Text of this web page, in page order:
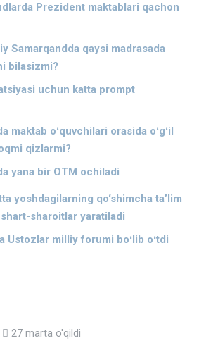
Prezident maktablari qachon
Samarqandda qaysi madrasada
bilasizmi?
uchun katta prompt
maktab oʻquvchilari orasida oʻgʻil
qizlarmi?
yana bir OTM ochiladi
yoshdagilarning qo‘shimcha ta’lim
sharoitlar yaratiladi
Ustozlar milliy forumi boʻlib oʻtdi
27 marta o'qildi